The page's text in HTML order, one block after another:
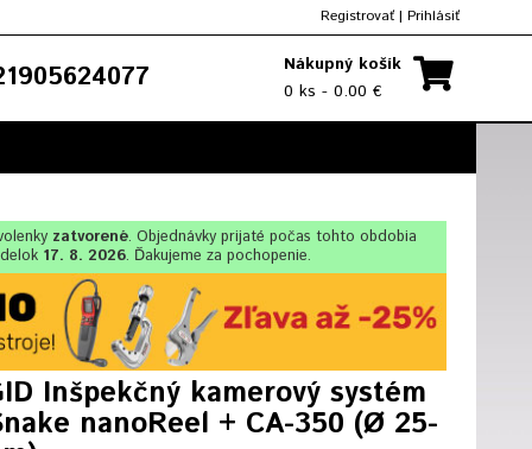
Registrovať | Prihlásiť
Nákupný košík
0 ks - 0.00 €
zatvorené. Objednávky prijaté počas tohto obdobia
17. 8. 2026. Ďakujeme za pochopenie.
Inšpekčný kamerový systém
nanoReel + CA-350 (Ø 25-